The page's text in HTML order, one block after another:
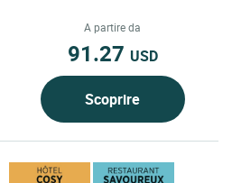
A partire da
91.27 USD
Scoprire